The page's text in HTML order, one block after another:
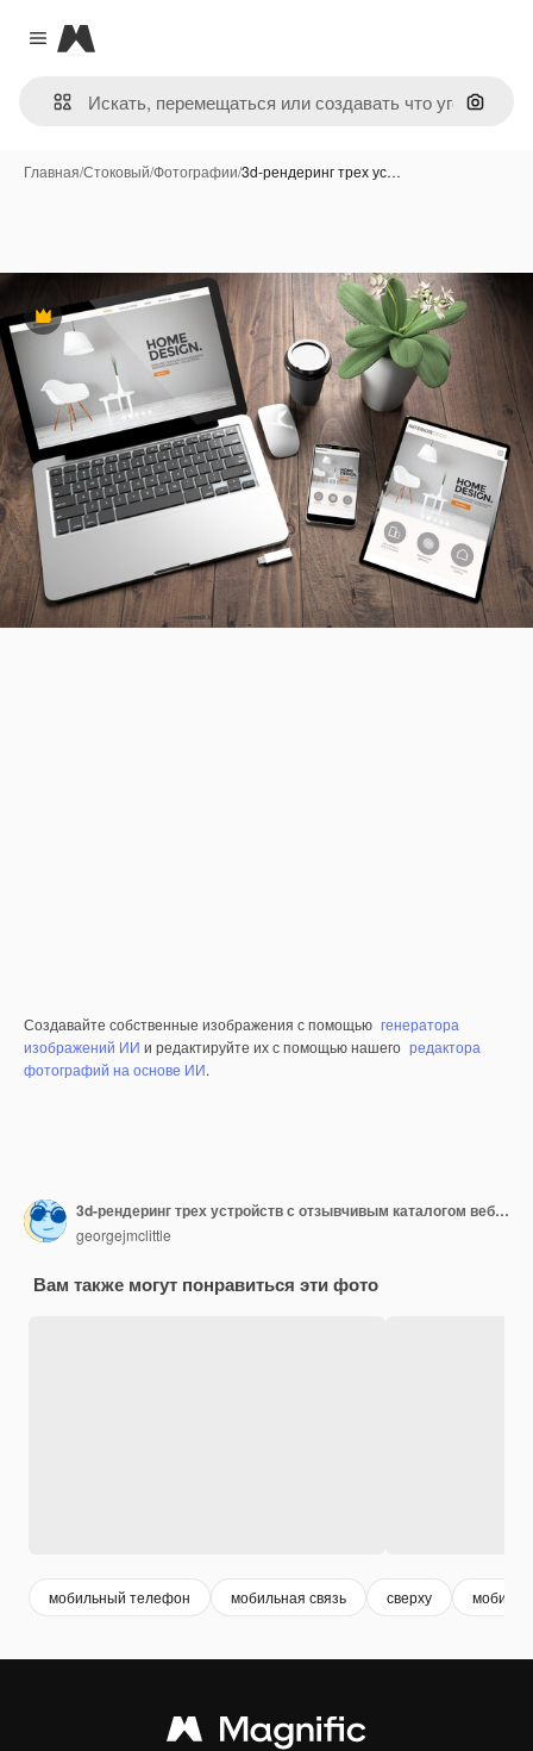
Close menu
Magnific
Поиск
Главная/Стоковый/Фотографии/3d-рендеринг трех ус…
Премиум
Создавайте собственные изображения с помощью генератора
изображений ИИ и редактируйте их с помощью нашего редактора
фотографий на основе ИИ.
3d-рендеринг трех устройств с отзывчивым каталогом веб-сайта дизайна интерьера на экране на деревянном рабочем столе, вид сверху
georgejmclittle
Вам также могут понравиться эти фото
мобильный телефон мобильная связь сверху